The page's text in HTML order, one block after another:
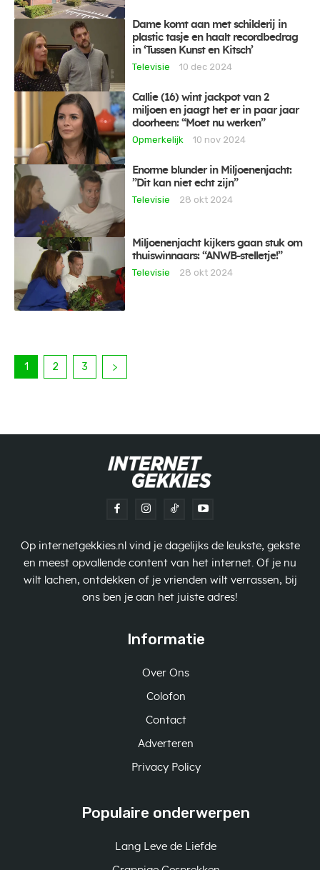
Dame komt aan met schilderij in
plastic tasje en haalt recordbedrag
in ‘Tussen Kunst en Kitsch’
Televisie
10 dec 2024
Callie (16) wint jackpot van 2
miljoen en jaagt het er in paar jaar
doorheen: “Moet nu werken”
Opmerkelijk
10 nov 2024
Enorme blunder in Miljoenenjacht:
”Dit kan niet echt zijn”
Televisie
28 okt 2024
Miljoenenjacht kijkers gaan stuk om
thuiswinnaars: “ANWB-stelletje!”
Televisie
28 okt 2024
1 2 3
Op internetgekkies.nl vind je dagelijks de leukste, gekste
en meest opvallende content van het internet. Of je nu
wilt lachen, ontdekken of je vrienden wilt verrassen, bij
ons ben je aan het juiste adres!
Informatie
Over Ons
Colofon
Contact
Adverteren
Privacy Policy
Populaire onderwerpen
Lang Leve de Liefde